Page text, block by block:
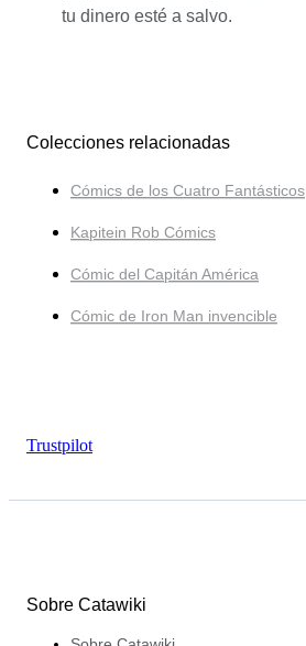
tu dinero esté a salvo.
Colecciones relacionadas
Cómics de los Cuatro Fantásticos
Kapitein Rob Cómics
Cómic del Capitán América
Cómic de Iron Man invencible
Trustpilot
Sobre Catawiki